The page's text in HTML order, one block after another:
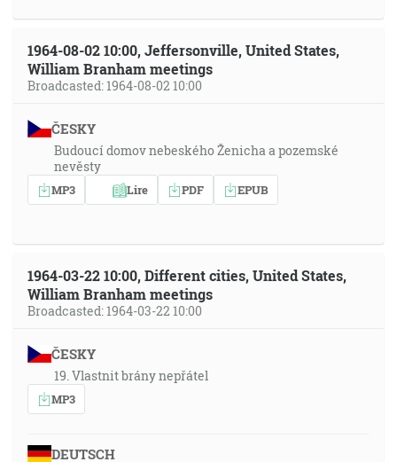
1964-08-02 10:00, Jeffersonville, United States,
William Branham meetings
Broadcasted: 1964-08-02 10:00
ČESKY
Budoucí domov nebeského Ženicha a pozemské
nevěsty
MP3 Lire PDF EPUB
1964-03-22 10:00, Different cities, United States,
William Branham meetings
Broadcasted: 1964-03-22 10:00
ČESKY
19. Vlastnit brány nepřátel
MP3
DEUTSCH